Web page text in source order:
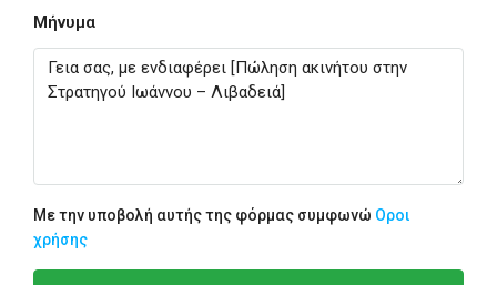
Μήνυμα
Με την υποβολή αυτής της φόρμας συμφωνώ Οροι
χρήσης